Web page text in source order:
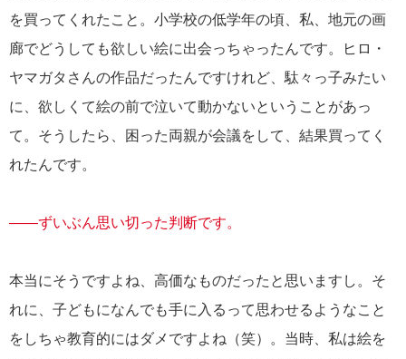
を買ってくれたこと。小学校の低学年の頃、私、地元の画
廊でどうしても欲しい絵に出会っちゃったんです。ヒロ・
ヤマガタさんの作品だったんですけれど、駄々っ子みたい
に、欲しくて絵の前で泣いて動かないということがあっ
て。そうしたら、困った両親が会議をして、結果買ってく
れたんです。
――ずいぶん思い切った判断です。
本当にそうですよね、高価なものだったと思いますし。そ
れに、子どもになんでも手に入るって思わせるようなこと
をしちゃ教育的にはダメですよね（笑）。当時、私は絵を